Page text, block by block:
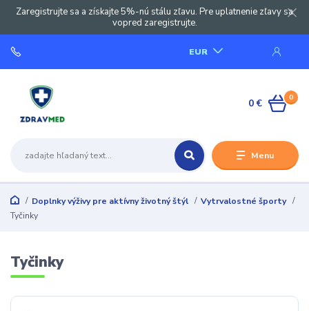
Zaregistrujte sa a získajte 5%-nú stálu zľavu. Pre uplatnenie zľavy sa
vopred zaregistrujte.
Menu
EUR
0
0 €
Doplnky výživy pre aktívny životný štýl
Vytrvalostné športy
Tyčinky
Tyčinky